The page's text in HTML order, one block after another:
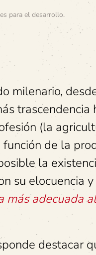
para el desarrollo.
milenario,
(la
de la
la
su elocuencia
más adecuada
destacar